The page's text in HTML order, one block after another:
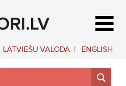
LATVIEŠU VALODA ENGLISH